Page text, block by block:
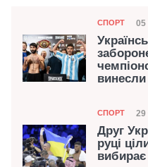
Категорія
СПОРТ 05
Категорія
СПОРТ 29
Друг
руці